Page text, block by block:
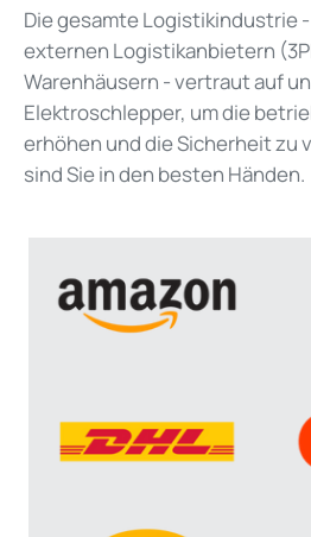
Die gesamte Logistikindustrie
externen Logistikanbietern
Warenhäusern - vertraut auf
Elektroschlepper, um die
erhöhen und die Sicherheit zu
sind Sie in den besten Händen.